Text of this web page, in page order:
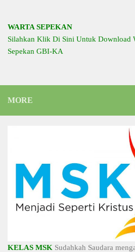
WARTA SEPEKAN
Silahkan Klik Di Sini Untuk Download
Sepekan GBI-KA
MORE
KELAS MSK Sudahkah Saudara